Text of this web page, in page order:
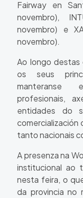
Fairway en
novembro),
novembro) e
novembro).
Ao longo destas
os seus
manteranse
profesionais,
entidades do
tanto nacionais
A presenza na
institucional ao
nesta feira, o
da provincia no